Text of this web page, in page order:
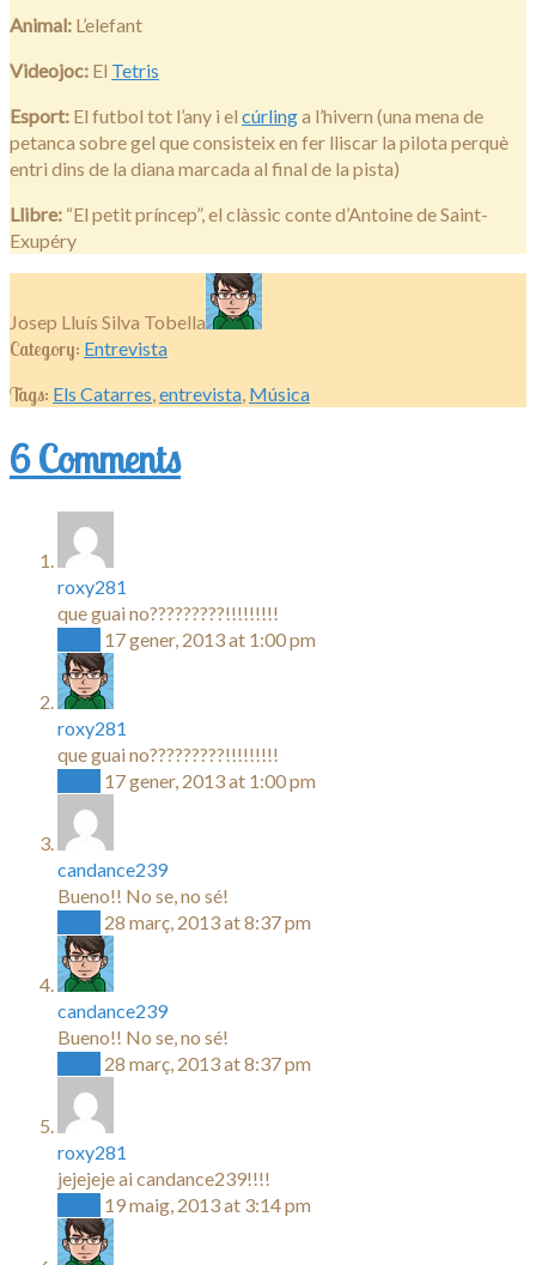
Animal: L’elefant
Videojoc: El Tetris
Esport: El futbol tot l’any i el cúrlinga l’hivern (una mena de
petanca sobre gel que consisteix en fer lliscar la pilota perquè
entri dins de la diana marcada al final de la pista)
Llibre: “El petit príncep”, el clàssic conte d’Antoine de Saint-
Exupéry
Josep Lluís Silva Tobella
Category: Entrevista
Tags: Els Catarres entrevista Música
6 Comments
roxy281
que guai no?????????!!!!!!!!!
17 gener, 2013 at 1:00 pm
roxy281
que guai no?????????!!!!!!!!!
17 gener, 2013 at 1:00 pm
candance239
Bueno!! No se, no sé!
28 març, 2013 at 8:37 pm
candance239
Bueno!! No se, no sé!
28 març, 2013 at 8:37 pm
roxy281
jejejeje ai candance239!!!!
19 maig, 2013 at 3:14 pm